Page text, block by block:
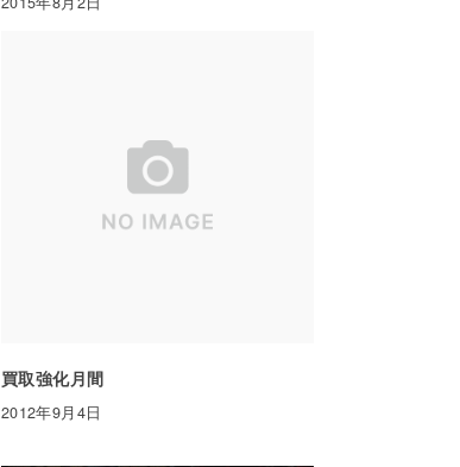
買取強化月間
2012年9月4日